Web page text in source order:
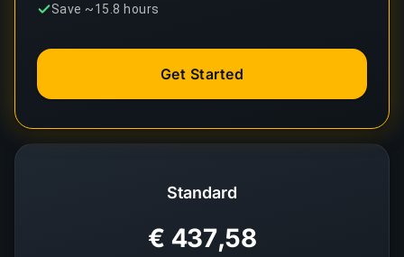
Standard
€ 437,58
Save ~15.8 hours
Get Started